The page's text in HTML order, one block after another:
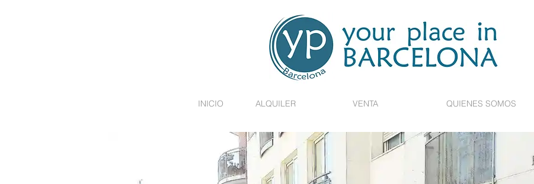
INICIO ALQUILER VENTA QUIENES SOMOS